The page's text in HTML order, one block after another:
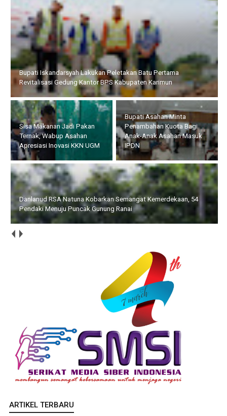
Sisa Makanan Jadi Pakan Ternak, Wabup Asahan Apresiasi
Inovasi KKN UGM
Bupati Asahan Minta
Penambahan Kuota Bagi
Anak-Anak Asahan Masuk
IPDN
Danlanud RSA Natuna
Kobarkan Semangat
Kemerdekaan, 54 Pendaki
Menuju Puncak Gunung
Ranai
Hadiri Peringatan HAN 2026, Walikota Amsakar : Setiap Anak
Harus Mendapat Perlindungan
ARTIKEL TERBARU